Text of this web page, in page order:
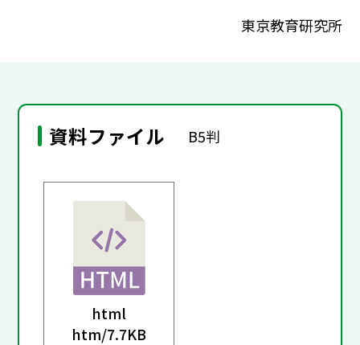
東京教育研究所
資料ファイル B5判
html
htm/7.7KB